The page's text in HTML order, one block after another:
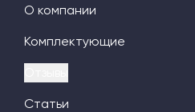
О компании
Комплектующие
Статьи